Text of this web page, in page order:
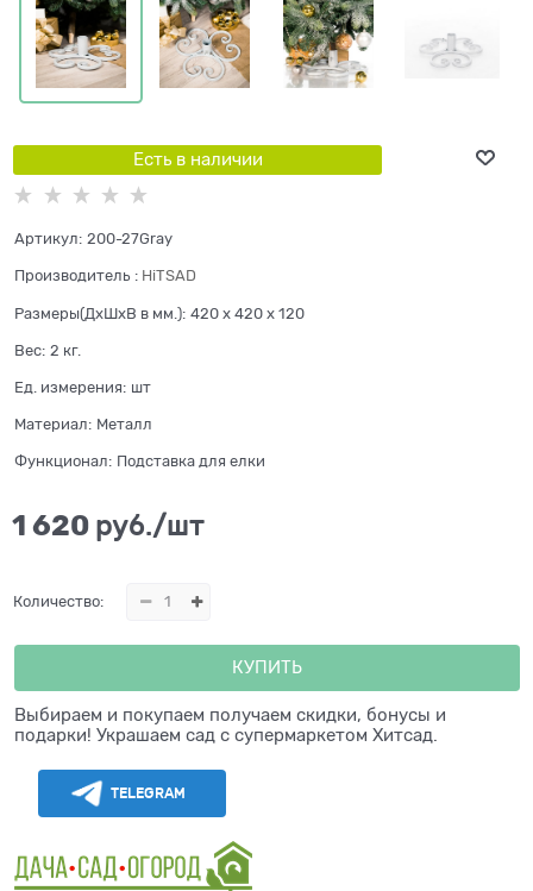
Есть в наличии
Артикул: 200-27Gray
Производитель : HiTSAD
Размеры(ДхШхВ в мм.): 420 x 420 x 120
Вес: 2 кг.
Ед. измерения: шт
Материал: Металл
Функционал: Подставка для елки
1 620 руб./шт
Количество:
КУПИТЬ
Выбираем и покупаем получаем скидки, бонусы и
подарки! Украшаем сад с супермаркетом Хитсад.
TELEGRAM